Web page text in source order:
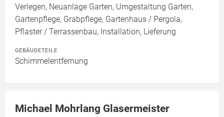
Verlegen, Neuanlage Garten, Umgestaltung Garten,
Gartenpflege, Grabpflege, Gartenhaus / Pergola,
Pflaster / Terrassenbau, Installation, Lieferung
GEBÄUDETEILE
Schimmelentfernung
Michael Mohrlang Glasermeister